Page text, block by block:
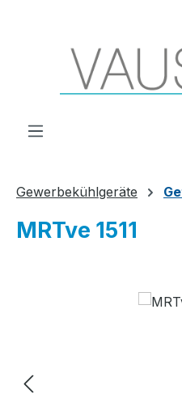
Gewerbekühlgeräte
MRTve 1511
Bildergalerie überspringen